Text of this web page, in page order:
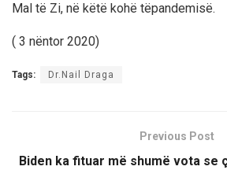
Mal të Zi, në këtë kohë tëpandemisë.
( 3 nëntor 2020)
Tags: Dr.Nail Draga
Previous Post
Biden ka fituar më shumë vota se